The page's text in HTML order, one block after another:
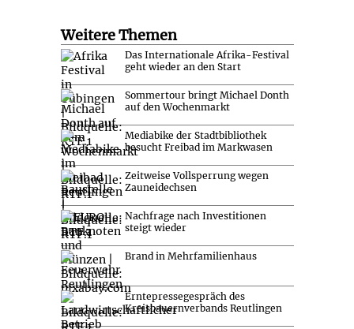
Weitere Themen
Das Internationale Afrika-Festival
geht wieder an den Start
Sommertour bringt Michael Donth
auf den Wochenmarkt
Mediabike der Stadtbibliothek
besucht Freibad im Markwasen
Zeitweise Vollsperrung wegen
Zauneidechsen
Nachfrage nach Investitionen
steigt wieder
Brand in Mehrfamilienhaus
Erntepressegespräch des
Kreisbauernverbands Reutlingen